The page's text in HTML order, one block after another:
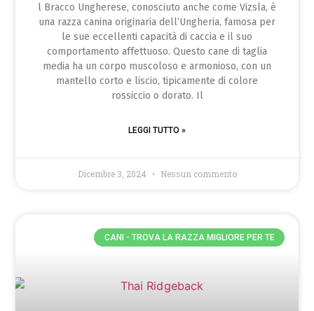
l Bracco Ungherese, conosciuto anche come Vizsla, è
una razza canina originaria dell’Ungheria, famosa per
le sue eccellenti capacità di caccia e il suo
comportamento affettuoso. Questo cane di taglia
media ha un corpo muscoloso e armonioso, con un
mantello corto e liscio, tipicamente di colore
rossiccio o dorato. Il
LEGGI TUTTO »
Dicembre 3, 2024 Nessun commento
CANI - TROVA LA RAZZA MIGLIORE PER TE